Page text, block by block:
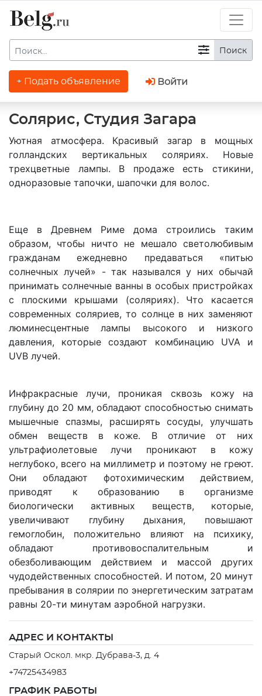
Поиск
+ Подать объявление Войти
Солярис, Студия Загара
Уютная атмосфера. Красивый загар в мощных
голландских вертикальных соляриях. Новые
трехцветные лампы. В продаже есть стикини,
одноразовые тапочки, шапочки для волос.
Еще в Древнем Риме дома строились таким
образом, чтобы ничто не мешало светолюбивым
гражданам ежедневно предаваться «питью
солнечных лучей» - так назывался у них обычай
принимать солнечные ванны в особых пристройках
с плоскими крышами (соляриях). Что касается
современных соляриев, то солнце в них заменяют
люминесцентные лампы высокого и низкого
давления, которые создают комбинацию UVA и
UVB лучей.
Инфракрасные лучи, проникая сквозь кожу на
глубину до 20 мм, обладают способностью снимать
мышечные спазмы, расширять сосуды, улучшать
обмен веществ в коже. В отличие от них
ультрафиолетовые лучи проникают в кожу
неглубоко, всего на миллиметр и поэтому не греют.
Они обладают фотохимическим действием,
приводят к образованию в организме
биологически активных веществ, которые,
увеличивают глубину дыхания, повышают
гемоглобин, положительно влияют на психику,
обладают противовоспалительным и
обезболивающим действием и массой других
чудодейственных способностей. И потом, 20 минут
пребывания в солярии по энергетическим затратам
равны 20-ти минутам аэробной нагрузки.
АДРЕС И КОНТАКТЫ
Старый Оскол. мкр. Дубрава-3, д. 4
+74725434983
ГРАФИК РАБОТЫ